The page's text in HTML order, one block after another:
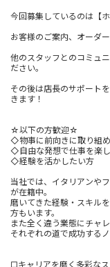
今回募集しているのは【
お客様のご案内、オーダ
他のスタッフとのコミュ
ださい。
その後は店長のサポート
きます！
☆以下の方歓迎☆
◇物事に前向きに取り組
◇自由な発想で仕事を楽
◇経験を活かしたい方
当社では、イタリアンや
が在籍中。
磨いてきた経験・スキル
方もいます。
また全く違う業態にチャ
それぞれの道で成功する
□キャリアを磨く多彩な